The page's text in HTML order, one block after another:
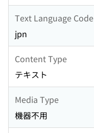
Text Language Code
jpn
Content Type
テキスト
Media Type
機器不用